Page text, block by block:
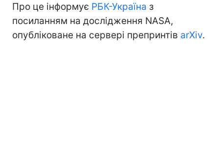
Про це інформує РБК-Україна з
посиланням на дослідження NASA,
опубліковане на сервері препринтів arXiv.